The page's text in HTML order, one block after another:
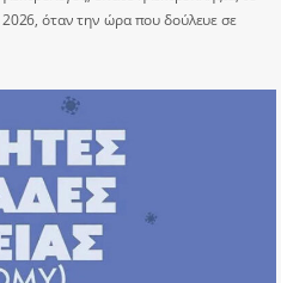
2026, όταν την ώρα που δούλευε σε